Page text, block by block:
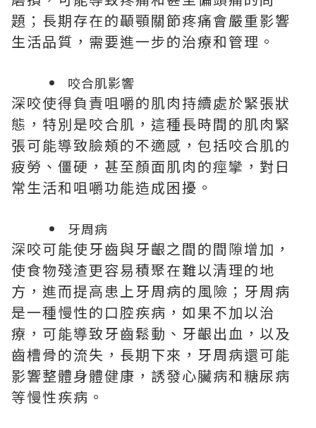
題；長期存在的顳顎關節疼痛會嚴重影響
生活品質，需要進一步的治療和管理。
咬合肌影響
深咬使得負責咀嚼的肌肉持續處於緊張狀
態，特別是咬合肌，這種長時間的肌肉緊
張可能導致臉頰的不適感，包括咬合肌的
疲勞、僵硬，甚至顏面肌肉的痙攣，對日
常生活和咀嚼功能造成困擾。
牙周病
深咬可能使牙齒與牙齦之間的間隙增加，
使食物殘渣更容易積聚在難以清理的地
方，進而提高患上牙周病的風險； 牙周病
是一種慢性的口腔疾病，如果不加以治
療，可能導致牙齒鬆動、牙齦出血，以及
齒槽骨的流失，長期下來，牙周病還可能
影響整體身體健康，誘發心臟病和糖尿病
等慢性疾病。